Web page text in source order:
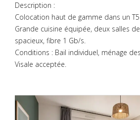
Description :
Colocation haut de gamme dans un
Grande cuisine équipée, deux salles
spacieux, fibre 1 Gb/s.
Conditions : Bail individuel, ménage
Visale acceptée.